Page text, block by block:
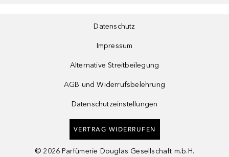
Datenschutz
Impressum
Alternative Streitbeilegung
AGB und Widerrufsbelehrung
Datenschutzeinstellungen
VERTRAG WIDERRUFEN
© 2026 Parfümerie Douglas Gesellschaft m.b.H.